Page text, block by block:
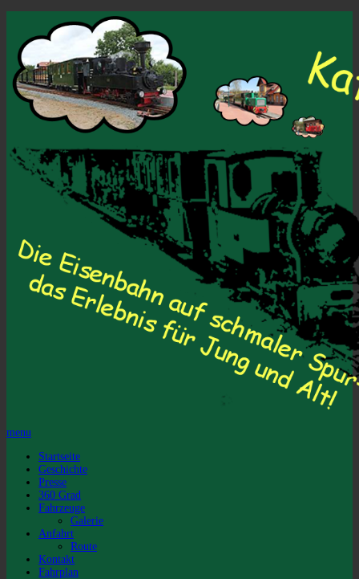
menu
Startseite
Geschichte
Presse
360 Grad
Fahrzeuge
Galerie
Anfahrt
Route
Kontakt
Fahrplan